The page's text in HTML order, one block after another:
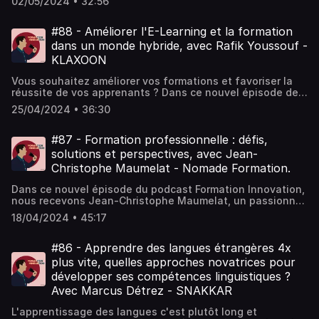
épisode de Formation Innovation, issu d'un webinaire
#88 - Améliorer l'E-Learning et la formation
dans un monde hybride, avec Rafik Youssouf -
KLAXOON
Vous souhaitez améliorer vos formations et favoriser la
réussite de vos apprenants ? Dans ce nouvel épisode de
Formation Innovation, issu d'un Webinaire Edusign, focus
sur l'e-learning et la formation dans un monde hybride
programme : ✅ Les enjeux et évolutions de la formation✅
Des études de cas, des exemples concrets✅ Les clés pour
engager vos apprenants pendant, et après la #formation
25/04/2024 • 36:30
#87 - Formation professionnelle : défis,
solutions et perspectives, avec Jean-
Christophe Maumelat - Nomade Formation.
Dans ce nouvel épisode du podcast Formation Innovation,
nous recevons Jean-Christophe Maumelat, un passionné
de formation qui a passé 15 ans à décrypter le système de
l'intérieur, en ayant occupé divers postes stratégiques.
professionnels de la formation vers la réussite. Au
programme : 👉L'importance d'une vision globale de
l'écosystème de la formation. 👉Les pratiques
pédagogiques en présentiel et distanciel. 👉Comment
améliorer l'efficacité des formations. Les liens utiles :
Apps, Ecriture : Mémoires d'un métier, Marc Dennery
18/04/2024 • 45:17
#86 - Apprendre des langues étrangères 4x
plus vite, quelles approches novatrices pour
développer ses compétences linguistiques ?
Avec Marcus Détrez - SNAKKAR
L'apprentissage des langues c'est plutôt long et